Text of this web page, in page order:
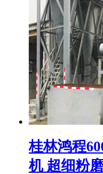
桂林鸿程
机 超细粉